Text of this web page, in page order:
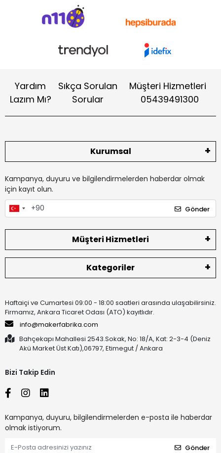
Yardım
Lazım Mı?
Sıkça Sorulan
Sorular
Müşteri Hizmetleri
05439491300
Kurumsal
Kampanya, duyuru ve bilgilendirmelerden haberdar olmak
için kayıt olun.
Gönder
Müşteri Hizmetleri
Kategoriler
Haftaiçi ve Cumartesi 09:00 - 18:00 saatleri arasında ulaşabilirsiniz.
Firmamız, Ankara Ticaret Odası (ATO) kayıtlıdır.
info@makerfabrika.com
Bahçekapı Mahallesi 2543.Sokak, No: 18/A, Kat: 2-3-4 (Deniz
Akü Market Üst Katı),06797, Etimegut / Ankara
Bizi Takip Edin
Kampanya, duyuru, bilgilendirmelerden e-posta ile haberdar
olmak istiyorum.
Gönder